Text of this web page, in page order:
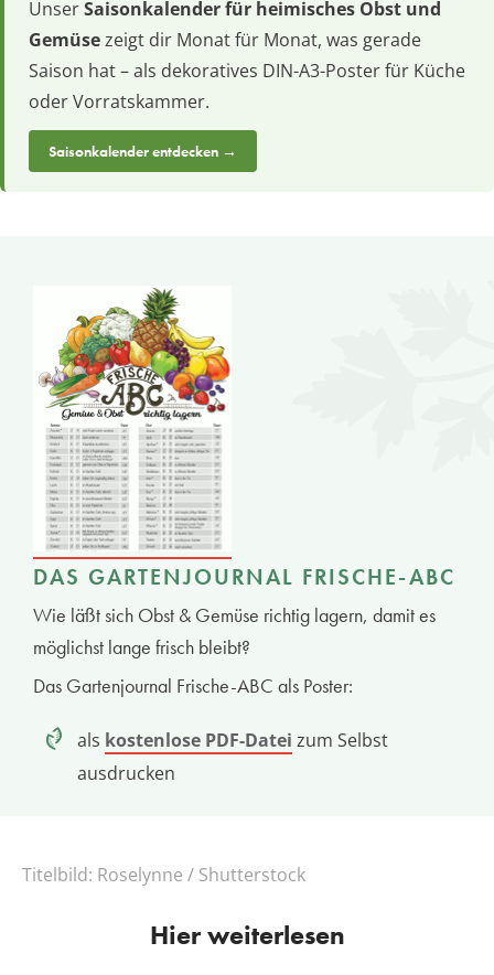
UnserSaisonkalender für heimisches Obst und
Gemüsezeigt dir Monat für Monat, was gerade
Saison hat – als dekoratives DIN-A3-Poster für Küche
oder Vorratskammer.
Saisonkalender entdecken →
DAS GARTENJOURNAL FRISCHE-ABC
Wie läßt sich Obst & Gemüse richtig lagern, damit es
möglichst lange frisch bleibt?
Das Gartenjournal Frische-ABC als Poster:
als kostenlose PDF-Datei zum Selbst
ausdrucken
Titelbild: Roselynne / Shutterstock
Hier weiterlesen